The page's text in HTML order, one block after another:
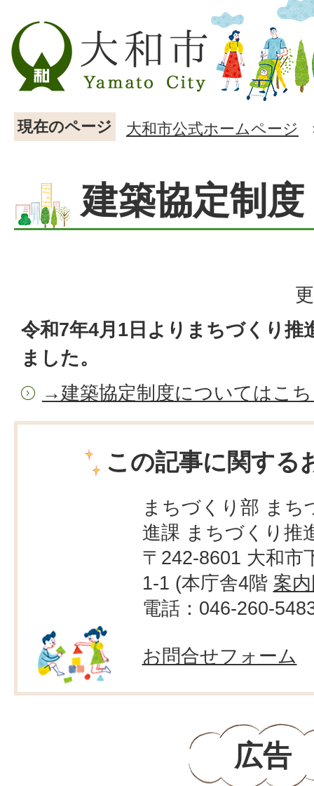
現在のページ 大和市公式ホームページ
建築協定制度
令和7年4月1日よりまちづくり推
ました。
→建築協定制度についてはこ
この記事に関する
まちづくり部 まち
進課 まちづくり推
〒242-8601 大和市
1-1 (本庁舎4階 案
電話：046-260-
お問合せフォーム
広告